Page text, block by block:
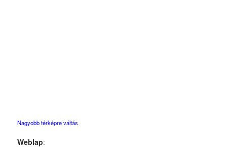
Nagyobb térképre váltás
Weblap: